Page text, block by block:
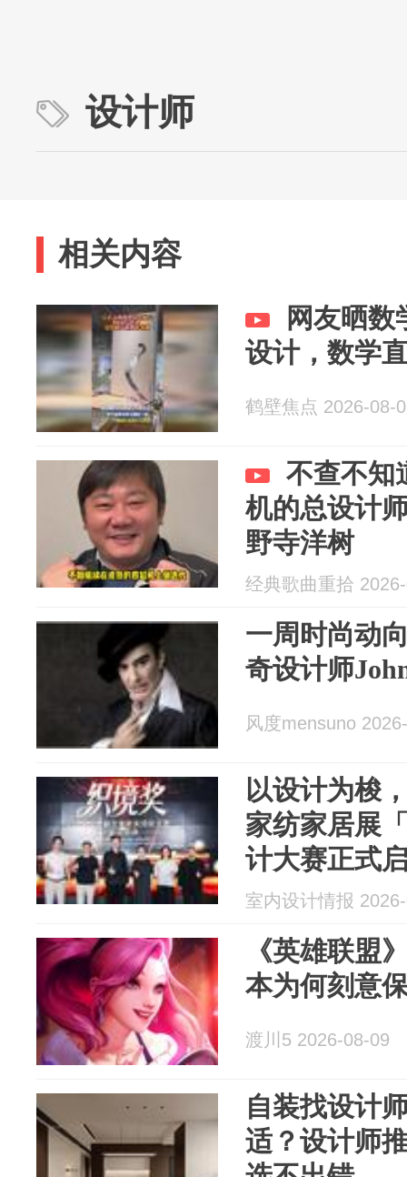
设计师
相关内容
网友晒数
设计，数学
鹤壁焦点 2026-08-
不查不知
机的总设计
野寺洋树
经典歌曲重拾
一周时尚动
奇设计师
风度mensuno
以设计为梭
家纺家居展
计大赛正式
室内设计情报
《英雄联盟
本为何刻意
渡川5 2026-08-09
自装找设计
适？设计师